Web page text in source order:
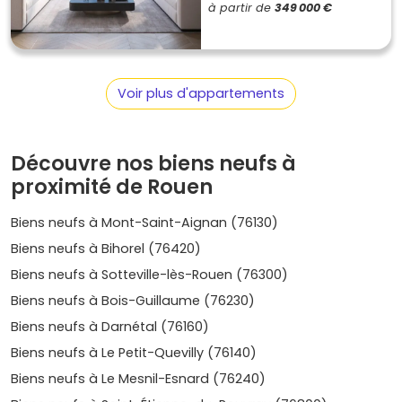
achat immobilier à Rouen
Ce quartier est en pleine transformation urbaine, avec ses
et les familles à la recherche de modernité.
Prix moyen :entre 3 000 et 4 500 €/m².
Plateau des Bruyères
verdoyant et ses nouvelles résidences. C'est un lieu
parfait pour ceux qui recherchent une vie tranquille tout
en étant à proximité du centre-ville.
Prix moyen :entre 2 500 et 3 500 €/m².
Vieux-Marché
à partir de 349 000 €
Voir plus d'appartements
Découvre nos biens neufs à
proximité de Rouen
Biens neufs à Mont-Saint-Aignan (76130)
Biens neufs à Bihorel (76420)
Biens neufs à Sotteville-lès-Rouen (76300)
Biens neufs à Bois-Guillaume (76230)
Biens neufs à Darnétal (76160)
Biens neufs à Le Petit-Quevilly (76140)
Biens neufs à Le Mesnil-Esnard (76240)